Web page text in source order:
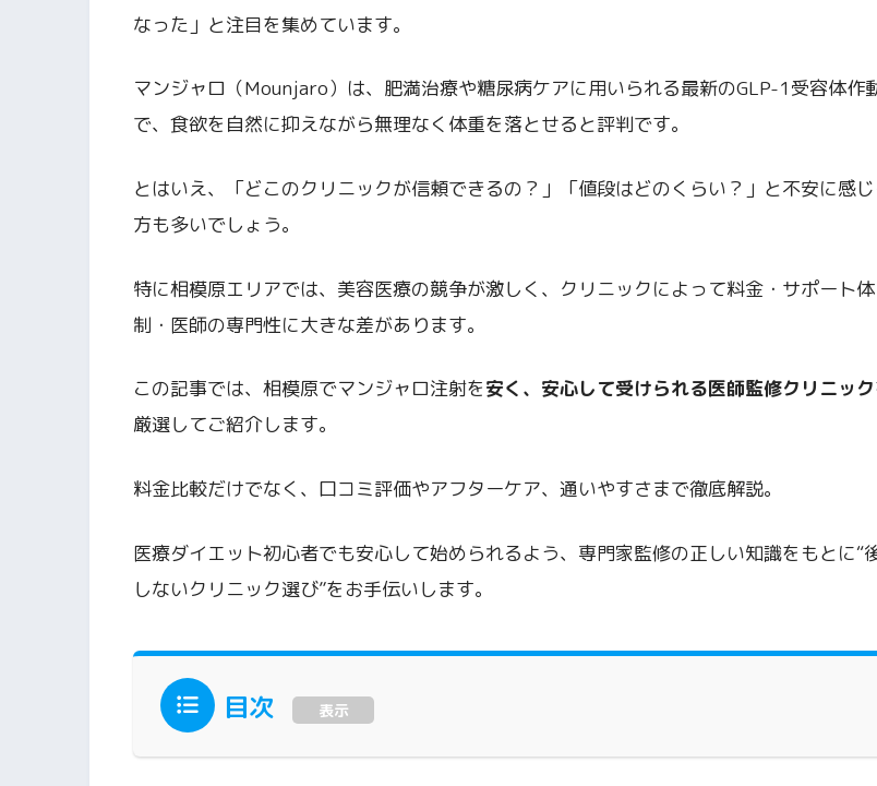
なった」と注目を集めています。
マンジャロ（Mounjaro）は、肥満治療や糖尿病ケアに用いられる最新のGLP-1受容体作
で、食欲を自然に抑えながら無理なく体重を落とせると評判です。
とはいえ、「どこのクリニックが信頼できるの？」「値段はどのくらい？」と不安に感
方も多いでしょう。
特に相模原エリアでは、美容医療の競争が激しく、クリニックによって料金・サポート体
制・医師の専門性に大きな差があります。
この記事では、相模原でマンジャロ注射を安く、安心して受けられる医師監修クリニック
厳選してご紹介します。
料金比較だけでなく、口コミ評価やアフターケア、通いやすさまで徹底解説。
医療ダイエット初心者でも安心して始められるよう、専門家監修の正しい知識をもとに“
しないクリニック選び”をお手伝いします。
目次 表示